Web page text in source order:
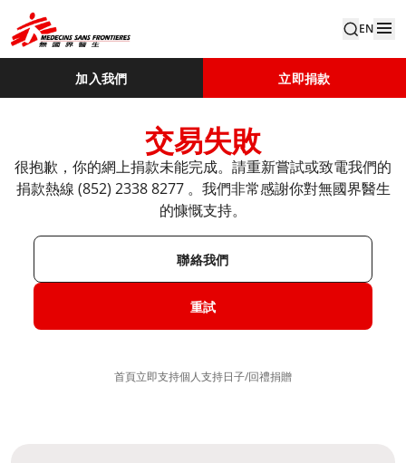
EN
加入我們 立即捐款
交易失敗
很抱歉，你的網上捐款未能完成。請重新嘗試或致電我們的
捐款熱線 (852) 2338 8277​ 。​ ​ 我們非常感謝你對無國界醫生
的慷慨支持。​
聯絡我們
重試
首頁立即支持個人支持​日子/回禮捐贈